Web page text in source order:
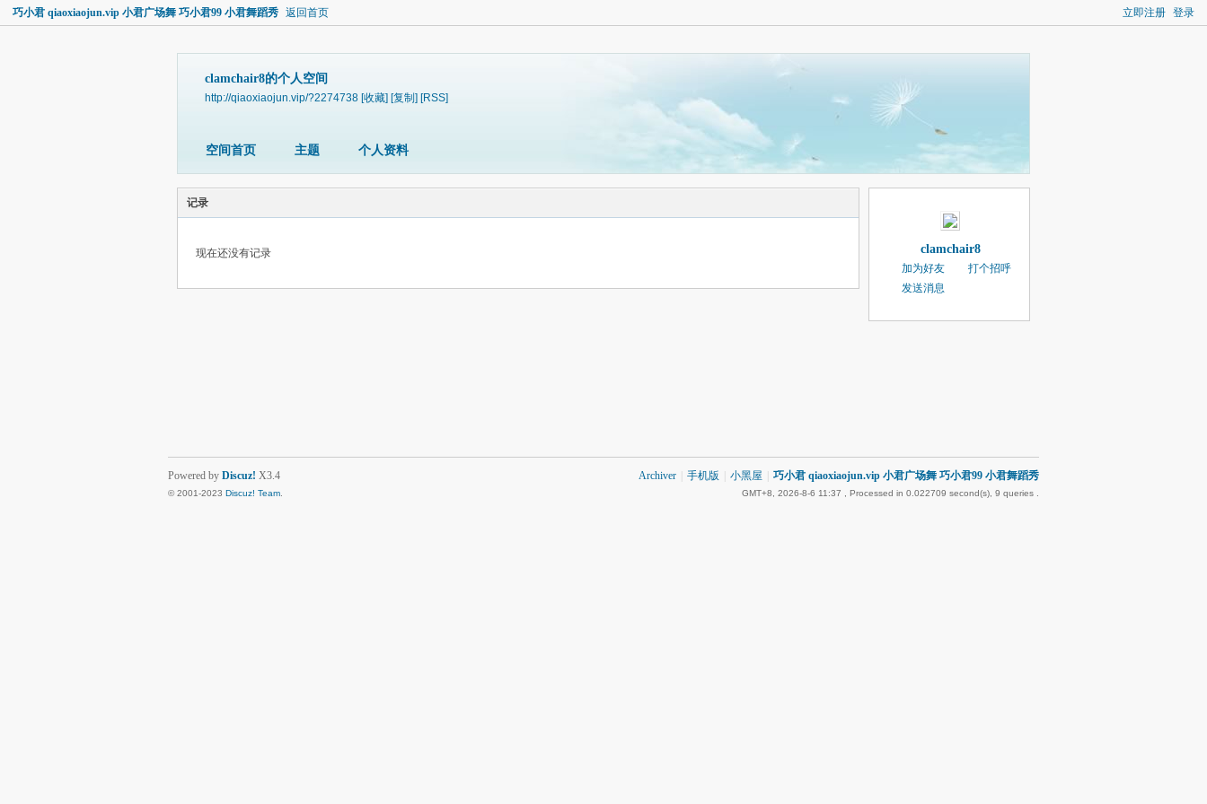
立即注册 登录
巧小君 qiaoxiaojun.vip 小君广场舞 巧小君99 小君舞蹈秀 返回首页
clamchair8的个人空间
http://qiaoxiaojun.vip/?2274738 [收藏] [复制] [RSS]
空间首页 主题 个人资料
记录
现在还没有记录 clamchair8
加为好友
打个招呼
发送消息
Archiver 手机版 小黑屋 巧小君 qiaoxiaojun.vip 小君广场舞 巧小君99 小君舞蹈秀
GMT+8, 2026-8-6 11:37 , Processed in 0.022709 second(s), 9 queries .
Powered by Discuz! X3.4
© 2001-2023 Discuz! Team